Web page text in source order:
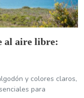
al aire libre:
y colores claros,
para